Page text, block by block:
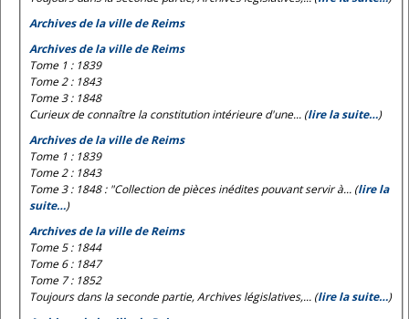
Archives de la ville de Reims
Archives de la ville de Reims
Tome 1 : 1839
Tome 2 : 1843
Tome 3 : 1848
Curieux de connaître la constitution intérieure d'une... (lire la suite…)
Archives de la ville de Reims
Tome 1 : 1839
Tome 2 : 1843
Tome 3 : 1848 : "Collection de pièces inédites pouvant servir à... (lire la
suite…)
Archives de la ville de Reims
Tome 5 : 1844
Tome 6 : 1847
Tome 7 : 1852
Toujours dans la seconde partie, Archives législatives,... (lire la suite…)